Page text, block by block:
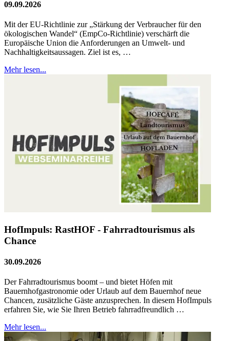
09.09.2026
Mit der EU-Richtlinie zur „Stärkung der Verbraucher für den
ökologischen Wandel“ (EmpCo-Richtlinie) verschärft die
Europäische Union die Anforderungen an Umwelt- und
Nachhaltigkeitsaussagen. Ziel ist es, …
Mehr lesen...
HofImpuls: RastHOF - Fahrradtourismus als
Chance
30.09.2026
Der Fahrradtourismus boomt – und bietet Höfen mit
Bauernhofgastronomie oder Urlaub auf dem Bauernhof neue
Chancen, zusätzliche Gäste anzusprechen. In diesem HofImpuls
erfahren Sie, wie Sie Ihren Betrieb fahrradfreundlich …
Mehr lesen...